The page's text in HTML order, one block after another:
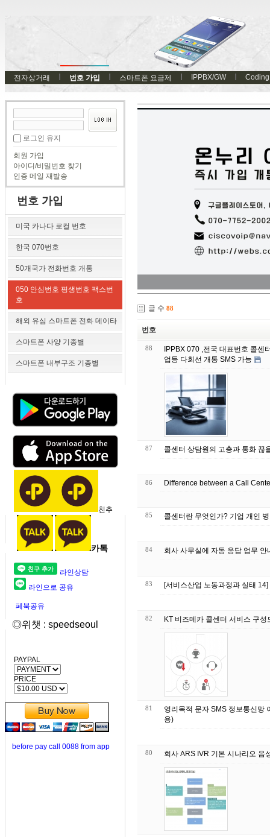
전자상거래 번호 가입 스마트폰 요금제 IPPBX/GW Coding
로그인 유지
회원 가입
아이디/비밀번호 찾기
인증 메일 재발송
번호 가입
미국 카나다 로컬 번호
한국 070번호
50개국가 전화번호 개통
050 안심번호 평생번호 팩스번
호
해외 유심 스마트폰 전화 데이타
스마트폰 사양 기종별
스마트폰 내부구조 기종별
친추
카톡
라인상담
라인으로 공유
페북공유
◎위챗 : speedseoul
PAYPAL
PRICE
before pay call 0088 from app
글 수 88
번호
88
IPPBX 070 ,전국 대표번호 콜센
업등 다회선 개통 SMS 가능
87 콜센터 상담원의 고충과 통화 끊
86 Difference between a Call
85 콜센터란 무엇인가? 기업 개인
84 회사 사무실에 자동
83 [서비스산업 노동과정과 실태
82 KT 비즈메카 콜센터 서비스 구성
81
영리목적 문자 SMS 정보통신망 이용촉진 및 정보보호등에 관한 법률 제 50조(법규내
용)
80 회사 ARS IVR 기본 시나리오 음